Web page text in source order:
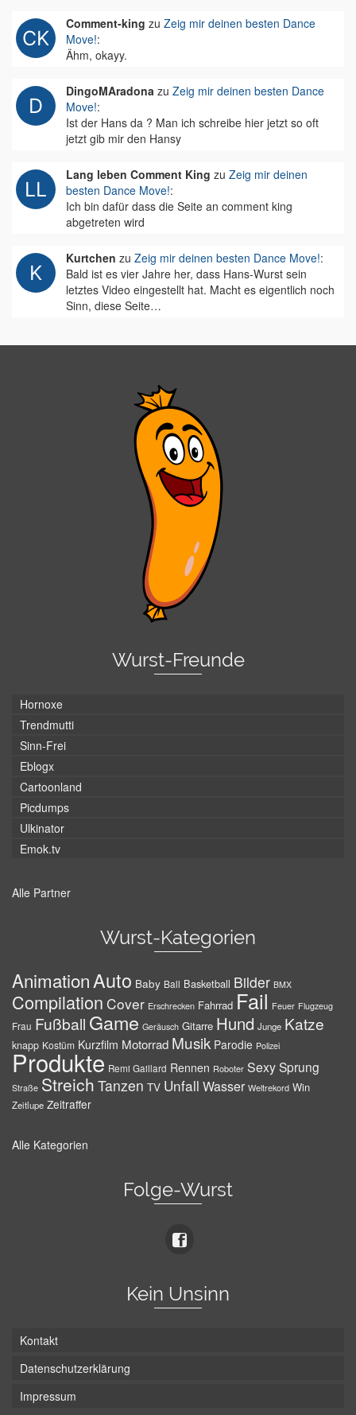
Comment-king zu Zeig mir deinen besten Dance
Move!:
Ähm, okayy.
DingoMAradona zu Zeig mir deinen besten Dance
Move!:
Ist der Hans da ? Man ich schreibe hier jetzt so oft
jetzt gib mir den Hansy
Lang leben Comment King zu Zeig mir deinen
besten Dance Move!:
Ich bin dafür dass die Seite an comment king
abgetreten wird
Kurtchen zu Zeig mir deinen besten Dance Move!:
Bald ist es vier Jahre her, dass Hans-Wurst sein
letztes Video eingestellt hat. Macht es eigentlich noch
Sinn, diese Seite…
Wurst-Freunde
Hornoxe
Trendmutti
Sinn-Frei
Eblogx
Cartoonland
Picdumps
Ulkinator
Emok.tv
Alle Partner
Wurst-Kategorien
AnimationAuto Baby Ball Basketball Bilder BMX
Compilation Cover Erschrecken Fahrrad Fail Feuer Flugzeug
Frau Fußball Game Geräusch Gitarre Hund Junge Katze
knapp Kostüm Kurzfilm Motorrad Musik Parodie Polizei
Produkte Remi Gaillard Rennen Roboter SexySprung
Straße Streich Tanzen TV Unfall Wasser Weltrekord Win
Zeitlupe Zeitraffer
Alle Kategorien
Folge-Wurst
Kein Unsinn
Kontakt
Datenschutzerklärung
Impressum